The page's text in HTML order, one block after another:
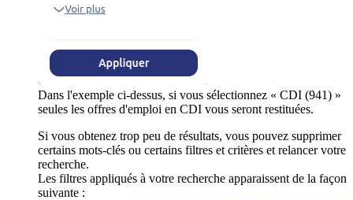
Dans l'exemple ci-dessus, si vous sélectionnez « CDI (941) »
seules les offres d'emploi en CDI vous seront restituées.
Si vous obtenez trop peu de résultats, vous pouvez supprimer
certains mots-clés ou certains filtres et critères et relancer votre
recherche.
Les filtres appliqués à votre recherche apparaissent de la façon
suivante :